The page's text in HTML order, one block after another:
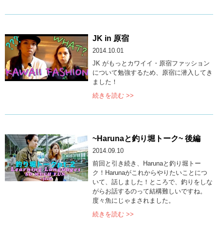
JK in 原宿
2014.10.01
JK がもっとカワイイ・原宿ファッション
について勉強するため、原宿に潜入してき
ました！
続きを読む >>
~Harunaと釣り堀トーク~ 後編
2014.09.10
前回と引き続き、Harunaと釣り堀トー
ク！Harunaがこれからやりたいことにつ
いて、話しました！ところで、釣りをしな
がらお話するのって結構難しいですね。
度々魚にじゃまされました。
続きを読む >>